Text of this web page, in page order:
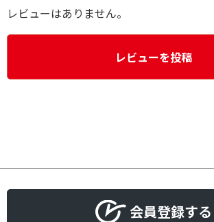
レビューはありません。
レビューを投稿
会員登録する